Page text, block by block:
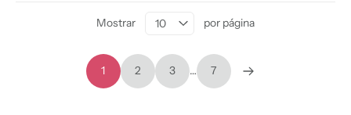
1 2 3 … 7
Mostrar por página